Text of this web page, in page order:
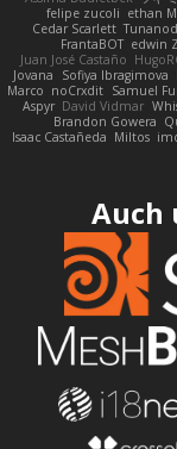
felipe zucoli ethan M
Cedar Scarlett
FrantaBOT edwin
Juan José Castaño
Jovana
Sofiya Ibragimova
Marco noCrxdit Samuel
Aspyr David Vidmar
Brandon Gowera
Isaac Castañeda Miltos
Auch